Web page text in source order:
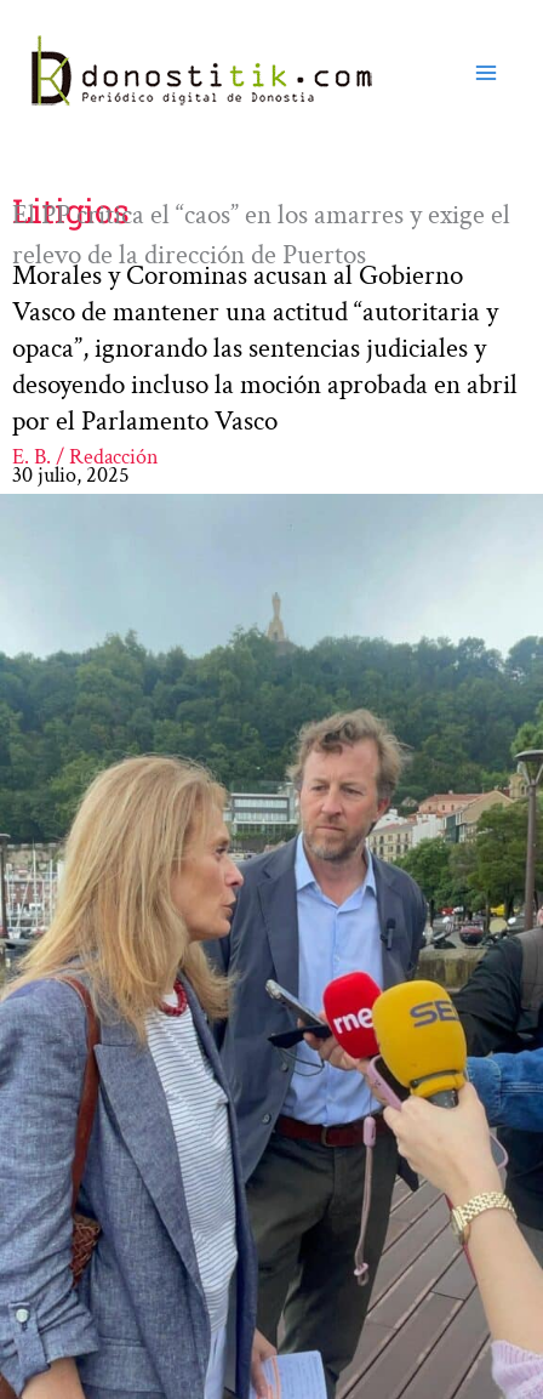
contenido
Litigios
El PP critica el “caos” en los amarres y exige el
relevo de la dirección de Puertos
Morales y Corominas acusan al Gobierno
Vasco de mantener una actitud “autoritaria y
opaca”, ignorando las sentencias judiciales y
desoyendo incluso la moción aprobada en abril
por el Parlamento Vasco
E. B. / Redacción
30 julio, 2025